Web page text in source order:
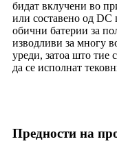
бидат вклучени во
или составено од DC
обични батерии за
изводливи за многу
уреди, затоа што тие
да се исполнат
Предности на